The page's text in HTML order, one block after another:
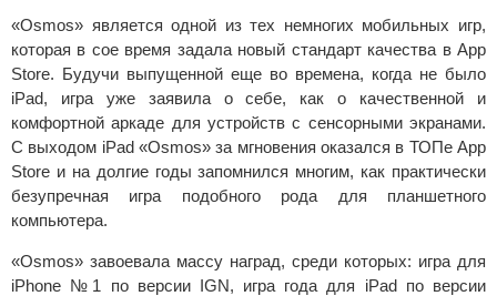
«Osmos» является одной из тех немногих мобильных игр,
которая в сое время задала новый стандарт качества в App
Store. Будучи выпущенной еще во времена, когда не было
iPad, игра уже заявила о себе, как о качественной и
комфортной аркаде для устройств с сенсорными экранами.
С выходом iPad «Osmos» за мгновения оказался в ТОПе App
Store и на долгие годы запомнился многим, как практически
безупречная игра подобного рода для планшетного
компьютера.
«Osmos» завоевала массу наград, среди которых: игра для
iPhone №1 по версии IGN, игра года для iPad по версии